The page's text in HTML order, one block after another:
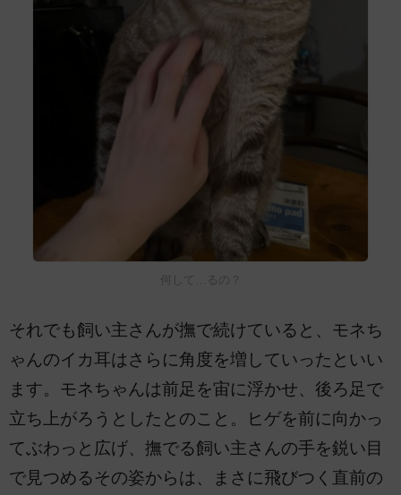
何して…るの？
それでも飼い主さんが撫で続けていると、モネち
ゃんのイカ耳はさらに角度を増していったといい
ます。モネちゃんは前足を宙に浮かせ、後ろ足で
立ち上がろうとしたとのこと。ヒゲを前に向かっ
てぶわっと広げ、撫でる飼い主さんの手を鋭い目
で見つめるその姿からは、まさに飛びつく直前の